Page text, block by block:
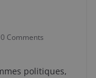
0 Comments
politiques,